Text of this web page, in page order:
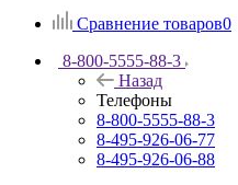
Сравнение товаров0
8-800-5555-88-3
Назад
Телефоны
8-800-5555-88-3
8-495-926-06-77
8-495-926-06-88